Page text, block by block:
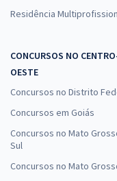
Residência
CONCURSOS NO
OESTE
Concursos no Distrito
Concursos em Goiás
Concursos no Mato
Sul
Concursos no Mato